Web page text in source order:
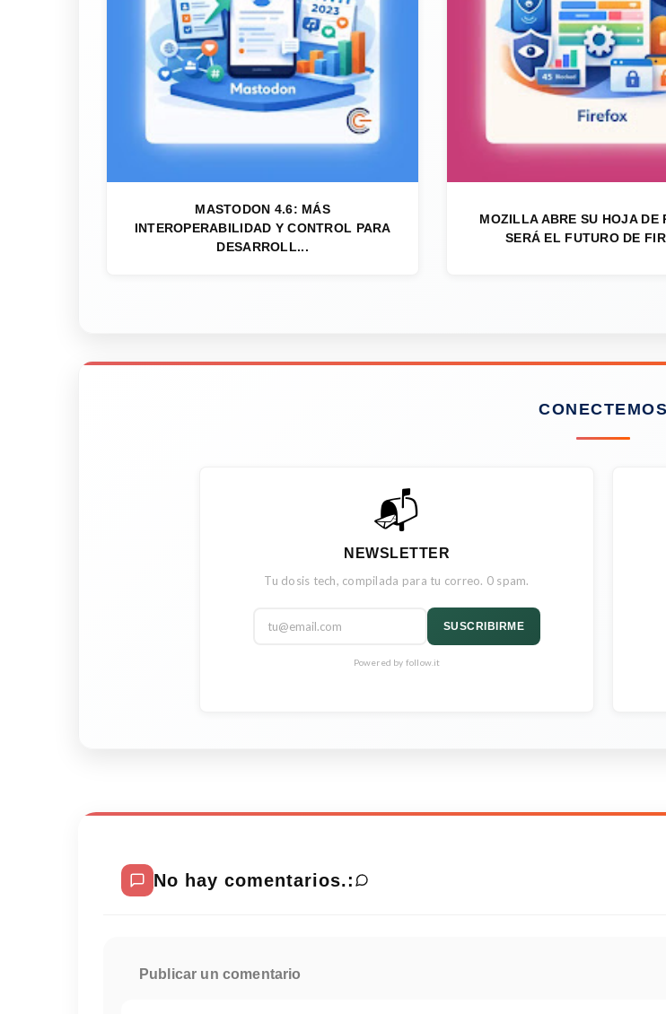
MASTODON 4.6: MÁS
INTEROPERABILIDAD Y CONTROL PARA
DESARROLL...
MOZILLA ABRE SU HOJA DE
SERÁ EL FUTURO DE
CONECTEMOS
📬
NEWSLETTER
Tu dosis tech, compilada para tu correo. 0 spam.
SUSCRIBIRME
Powered by follow.it
No hay comentarios.:
Publicar un comentario